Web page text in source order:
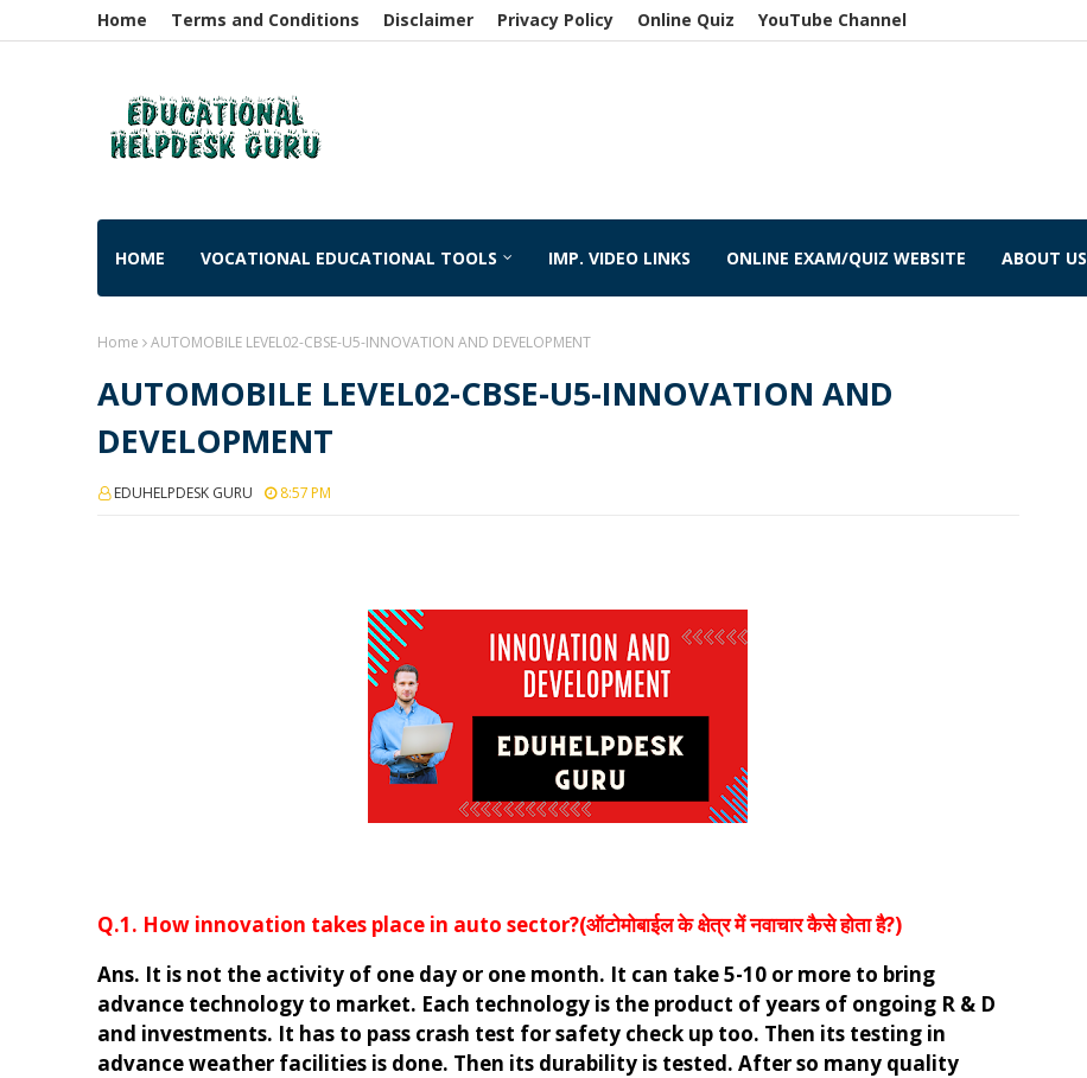
Home Terms and Conditions Disclaimer Privacy Policy Online Quiz YouTube Channel
HOME VOCATIONAL EDUCATIONAL TOOLS IMP. VIDEO LINKS ONLINE EXAM/QUIZ WEBSITE ABOUT US
Home AUTOMOBILE LEVEL02-CBSE-U5-INNOVATION AND DEVELOPMENT
AUTOMOBILE LEVEL02-CBSE-U5-INNOVATION AND
DEVELOPMENT
EDUHELPDESK GURU 8:57 PM
Q.1. How innovation takes place in auto sector?(ऑटोमोबाईल के क्षेत्र में नवाचार कैसे होता है?)
Ans. It is not the activity of one day or one month. It can take 5-10 or more to bring
advance technology to market. Each technology is the product of years of ongoing R & D
and investments. It has to pass crash test for safety check up too. Then its testing in
advance weather facilities is done. Then its durability is tested. After so many quality